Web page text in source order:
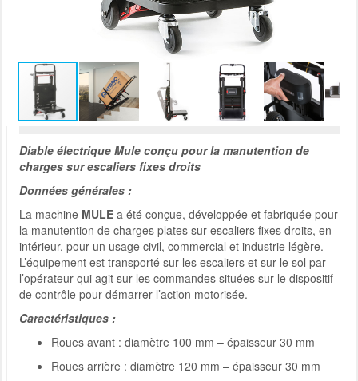
Diable électrique Mule conçu pour la manutention de
charges sur escaliers fixes droits
Données générales :
La machine MULE a été conçue, développée et fabriquée pour
la manutention de charges plates sur escaliers fixes droits, en
intérieur, pour un usage civil, commercial et industrie légère.
L’équipement est transporté sur les escaliers et sur le sol par
l’opérateur qui agit sur les commandes situées sur le dispositif
de contrôle pour démarrer l’action motorisée.
Caractéristiques :
Roues avant : diamètre 100 mm – épaisseur 30 mm
Roues arrière : diamètre 120 mm – épaisseur 30 mm